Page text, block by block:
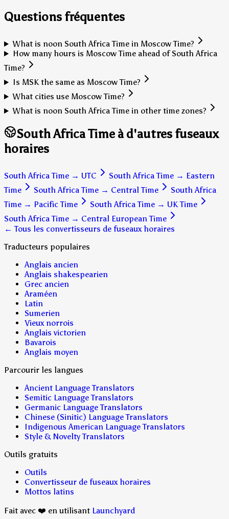
Questions fréquentes
What is noon South Africa Time in Moscow Time?
How many hours is Moscow Time ahead of South Africa
Time?
Is MSK the same as Moscow Time?
What cities use Moscow Time?
What is noon South Africa Time in other time zones?
South Africa Time à d'autres fuseaux
horaires
South Africa Time → UTC South Africa Time → Eastern
Time
South Africa Time → Central Time
South Africa
Time → Pacific Time South Africa Time → UK Time
South Africa Time → Central European Time
← Tous les convertisseurs de fuseaux horaires
Traducteurs populaires
Anglais ancien
Anglais shakespearien
Grec ancien
Araméen
Latin
Sumerien
Vieux norrois
Anglais victorien
Bavarois
Anglais moyen
Parcourir les langues
Ancient Language Translators
Semitic Language Translators
Germanic Language Translators
Chinese (Sinitic) Language Translators
Indigenous American Language Translators
Style & Novelty Translators
Outils gratuits
Outils
Convertisseur de fuseaux horaires
Mottos latins
Fait avec ❤️ en utilisant Launchyard